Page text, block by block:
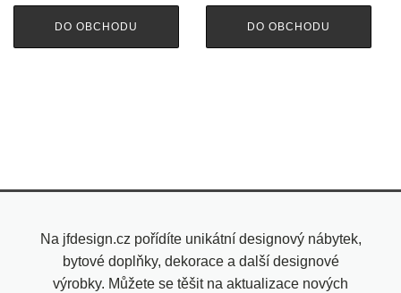
DO OBCHODU DO OBCHODU
Na jfdesign.cz pořídíte unikátní designový nábytek,
bytové doplňky, dekorace a další designové
výrobky. Můžete se těšit na aktualizace nových